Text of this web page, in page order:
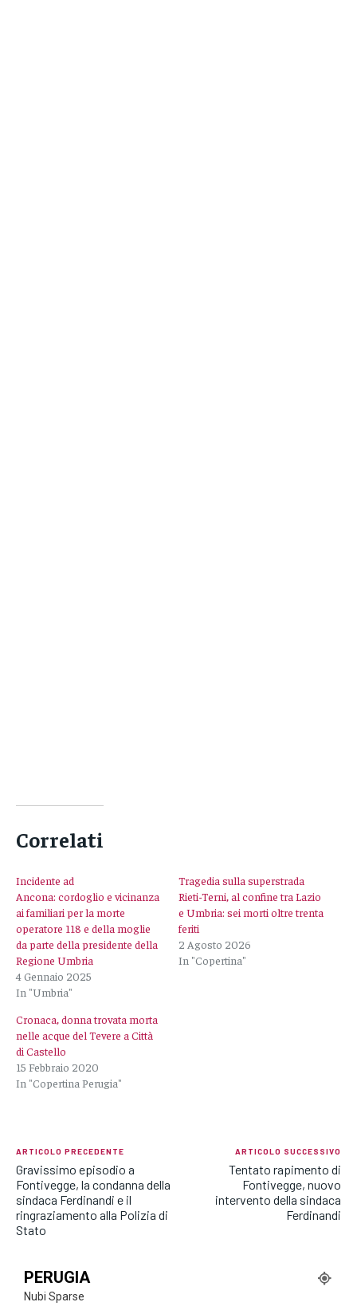
Correlati
Incidente ad
Ancona: cordoglio e vicinanza
ai familiari per la morte
operatore 118 e della moglie
da parte della presidente della
Regione Umbria
4 Gennaio 2025
In "Umbria"
Tragedia sulla superstrada
Rieti-Terni, al confine tra Lazio
e Umbria: sei morti oltre trenta
feriti
2 Agosto 2026
In "Copertina"
Cronaca, donna trovata morta
nelle acque del Tevere a Città
di Castello
15 Febbraio 2020
In "Copertina Perugia"
ARTICOLO PRECEDENTE
Gravissimo episodio a
Fontivegge, la condanna della
sindaca Ferdinandi e il
ringraziamento alla Polizia di
Stato
ARTICOLO SUCCESSIVO
Tentato rapimento di
Fontivegge, nuovo
intervento della sindaca
Ferdinandi
PERUGIA
Nubi Sparse